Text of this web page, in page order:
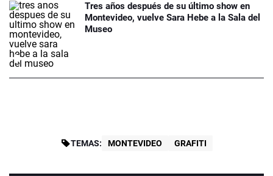
Tres años después de su último show en
Montevideo, vuelve Sara Hebe a la Sala del
Museo
TEMAS: MONTEVIDEO GRAFITI